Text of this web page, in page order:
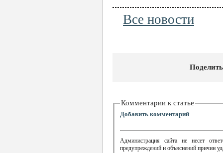
Все новости
Комментарии к статье
Добавить комментарий
Администрация сайта не несет
предупреждений и объяснений причин